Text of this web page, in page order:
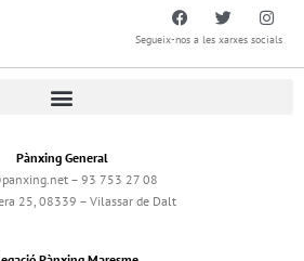
Segueix-nos a les xarxes socials
Pànxing General
– 93 753 27 08
25, 08339 – Vilassar de Dalt